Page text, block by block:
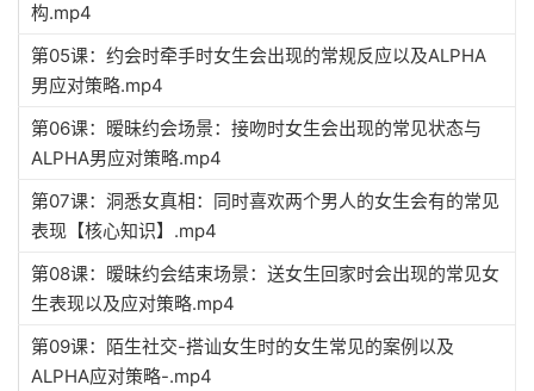
构.mp4
第05课：约会时牵手时女生会出现的常规反应以及ALPHA
男应对策略.mp4
第06课：暧昧约会场景：接吻时女生会出现的常见状态与
ALPHA男应对策略.mp4
第07课：洞悉女真相：同时喜欢两个男人的女生会有的常见
表现【核心知识】.mp4
第08课：暧昧约会结束场景：送女生回家时会出现的常见女
生表现以及应对策略.mp4
第09课：陌生社交-搭讪女生时的女生常见的案例以及
ALPHA应对策略-.mp4